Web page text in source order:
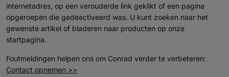
internetadres, op een verouderde link geklikt of een pagina
opgeroepen die gedeactiveerd was. U kunt zoeken naar het
gewenste artikel of bladeren naar producten op onze
startpagina.
Foutmeldingen helpen ons om Conrad verder te verbeteren:
Contact opnemen >>